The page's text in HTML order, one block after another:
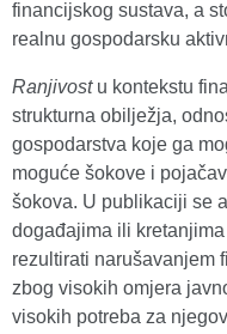
financijskog sustava, a
realnu gospodarsku
Ranjivost u kontekstu
strukturna obilježja,
gospodarstva koje ga
moguće šokove i
šokova. U publikaciji se
događajima ili
rezultirati narušavanjem
zbog visokih omjera
visokih potreba za